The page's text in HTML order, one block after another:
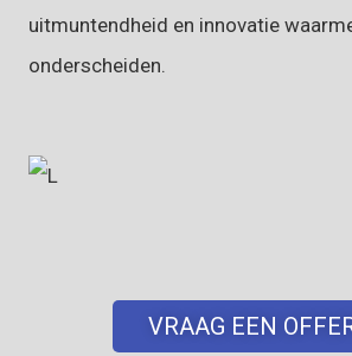
uitmuntendheid en innovatie
onderscheiden.
VRAAG EEN